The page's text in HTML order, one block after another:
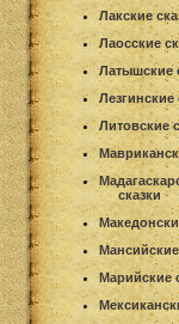
Лакские
Лаосские
Латышские
Лезгинские
Литовские
сказки
Мансийские
Марийские